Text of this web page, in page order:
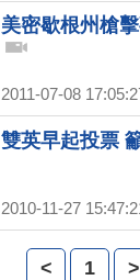
美密歇根州槍
2011-07-08
雙英早起投票
2010-11-27
< 1 >